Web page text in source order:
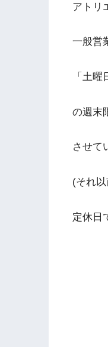
アトリ
一般営
「土曜
の週末
させて
(それ
定休日